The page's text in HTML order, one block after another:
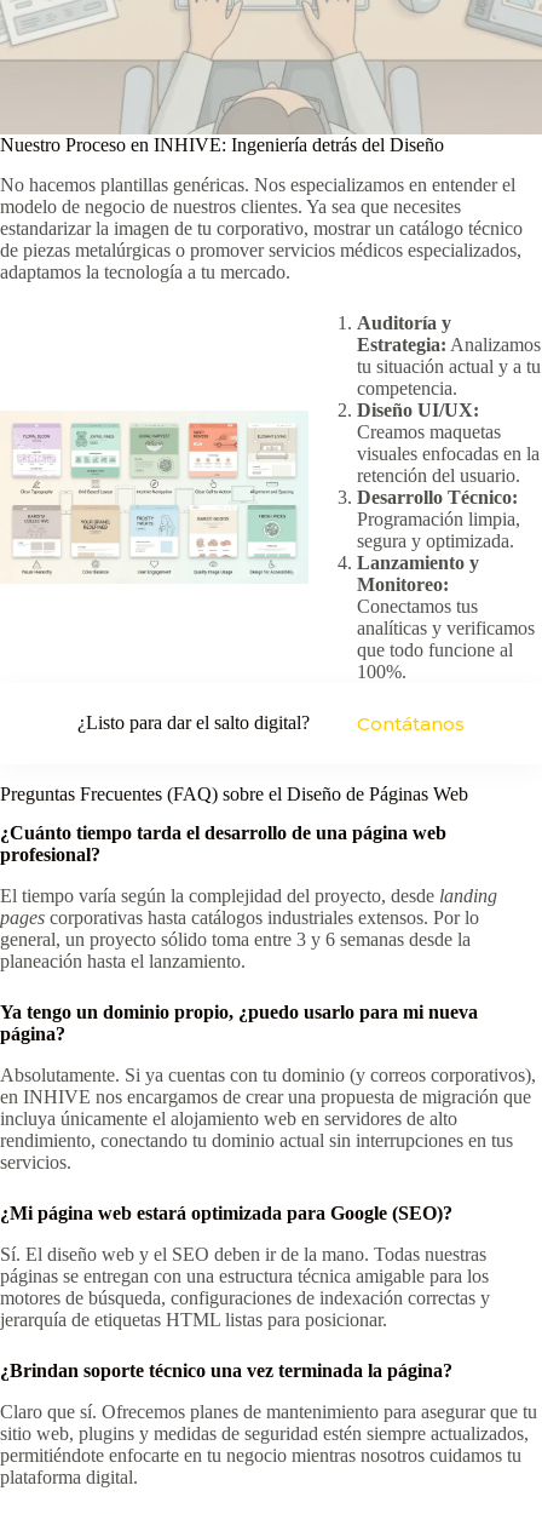
Nuestro Proceso en INHIVE: Ingeniería detrás del Diseño
No hacemos plantillas genéricas. Nos especializamos en entender el
modelo de negocio de nuestros clientes. Ya sea que necesites
estandarizar la imagen de tu corporativo, mostrar un catálogo técnico
de piezas metalúrgicas o promover servicios médicos especializados,
adaptamos la tecnología a tu mercado.
Auditoría y
Estrategia: Analizamos
tu situación actual y a tu
competencia.
Diseño UI/UX:
Creamos maquetas
visuales enfocadas en la
retención del usuario.
Desarrollo Técnico:
Programación limpia,
segura y optimizada.
Lanzamiento y
Monitoreo:
Conectamos tus
analíticas y verificamos
que todo funcione al
100%.
¿Listo para dar el salto digital? Contátanos
Preguntas Frecuentes (FAQ) sobre el Diseño de Páginas Web
¿Cuánto tiempo tarda el desarrollo de una página web
profesional?
El tiempo varía según la complejidad del proyecto, desde landing
pages corporativas hasta catálogos industriales extensos. Por lo
general, un proyecto sólido toma entre 3 y 6 semanas desde la
planeación hasta el lanzamiento.
Ya tengo un dominio propio, ¿puedo usarlo para mi nueva
página?
Absolutamente. Si ya cuentas con tu dominio (y correos corporativos),
en INHIVE nos encargamos de crear una propuesta de migración que
incluya únicamente el alojamiento web en servidores de alto
rendimiento, conectando tu dominio actual sin interrupciones en tus
servicios.
¿Mi página web estará optimizada para Google (SEO)?
Sí. El diseño web y el SEO deben ir de la mano. Todas nuestras
páginas se entregan con una estructura técnica amigable para los
motores de búsqueda, configuraciones de indexación correctas y
jerarquía de etiquetas HTML listas para posicionar.
¿Brindan soporte técnico una vez terminada la página?
Claro que sí. Ofrecemos planes de mantenimiento para asegurar que tu
sitio web, plugins y medidas de seguridad estén siempre actualizados,
permitiéndote enfocarte en tu negocio mientras nosotros cuidamos tu
plataforma digital.